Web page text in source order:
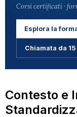
Corsi certificati ·
Esplora la
Chiamata da
Contesto e